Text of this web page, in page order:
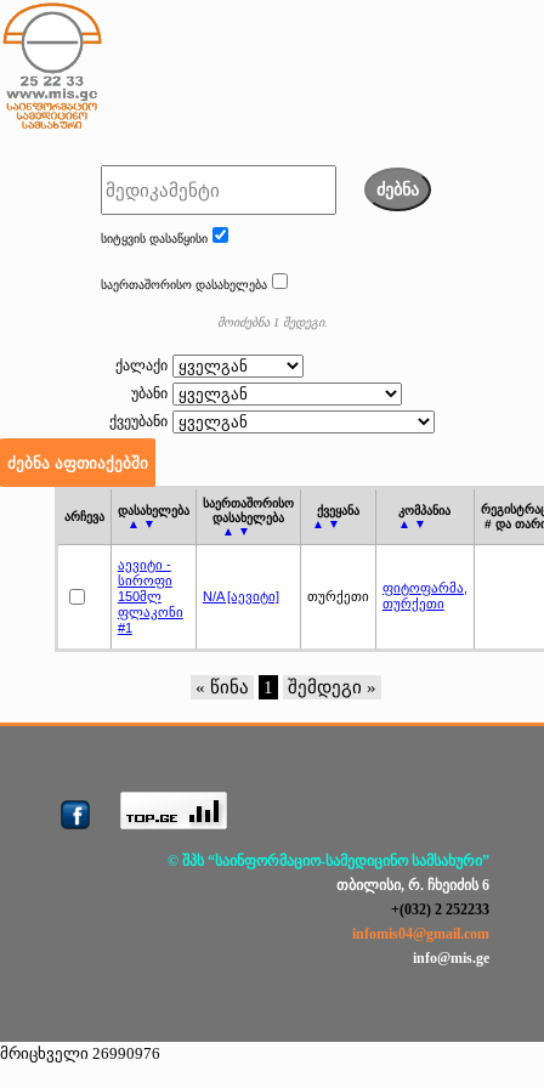
ძებნა
სიტყვის დასაწყისი
საერთაშორისო დასახელება
მოიძებნა 1 შედეგი.
ქალაქი
უბანი
ქვეუბანი
არჩევა
დასახელება
▲ ▼
საერთაშორისო
დასახელება
▲ ▼
ქვეყანა
▲ ▼
კომპანია
▲ ▼
# და
აევიტი -
სიროფი
150მლ
ფლაკონი
#1
N/A [აევიტი] თურქეთი
ფიტოფარმა,
თურქეთი
« წინა 1 შემდეგი »
© შპს “საინფორმაციო-სამედიცინო სამსახური”
თბილისი, რ. ჩხეიძის 6
+(032) 2 252233
infomis04@gmail.com
info@mis.ge
მრიცხველი 26990976